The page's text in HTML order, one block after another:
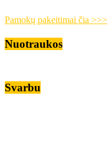
Pamokų pakeitimai čia >>>
Nuotraukos
Svarbu